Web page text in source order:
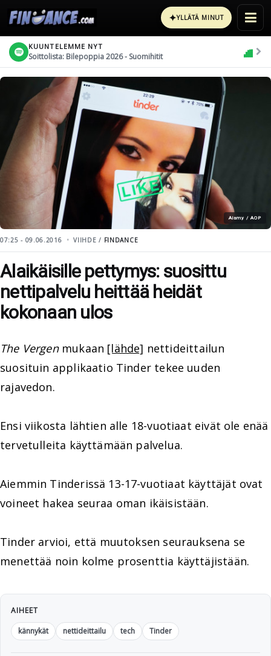
✦YLLÄTÄ MINUT
KUUNTELEMME NYT
Soittolista: Bilepoppia 2026 - Suomihitit
Alamy / AOP
07:25 - 09.06.2016 VIIHDE / FINDANCE
Alaikäisille pettymys: suosittu
nettipalvelu heittää heidät
kokonaan ulos
The Vergenmukaan [lähde] nettideittailun
suosituin applikaatio Tinder tekee uuden
rajavedon.
Ensi viikosta lähtien alle 18-vuotiaat eivät ole enää
tervetulleita käyttämään palvelua.
Aiemmin Tinderissä 13-17-vuotiaat käyttäjät ovat
voineet hakea seuraa oman ikäisistään.
Tinder arvioi, että muutoksen seurauksena se
menettää noin kolme prosenttia käyttäjistään.
AIHEET
kännykät
nettideittailu tech Tinder